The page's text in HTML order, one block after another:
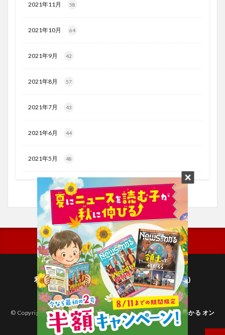
2021年11月 58
2021年10月 64
2021年9月 42
2021年8月 57
2021年7月 43
2021年6月 44
2021年5月 48
利用規約
プライバシーポリシー(毎日新聞出版)
個人情報について(毎日新聞社)
© Copyright 2026子どものためのニュース雑誌「ニュースがわかる オン
ライン」.